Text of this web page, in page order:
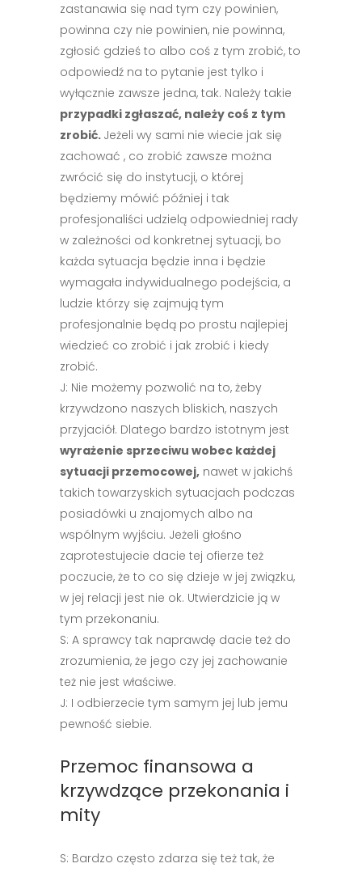
zastanawia się nad tym czy powinien,
powinna czy nie powinien, nie powinna,
zgłosić gdzieś to albo coś z tym zrobić, to
odpowiedź na to pytanie jest tylko i
wyłącznie zawsze jedna, tak. Należy takie
przypadki zgłaszać, należy coś z tym
zrobić. Jeżeli wy sami nie wiecie jak się
zachować , co zrobić zawsze można
zwrócić się do instytucji, o której
będziemy mówić później i tak
profesjonaliści udzielą odpowiedniej rady
w zależności od konkretnej sytuacji, bo
każda sytuacja będzie inna i będzie
wymagała indywidualnego podejścia, a
ludzie którzy się zajmują tym
profesjonalnie będą po prostu najlepiej
wiedzieć co zrobić i jak zrobić i kiedy
zrobić.
J: Nie możemy pozwolić na to, żeby
krzywdzono naszych bliskich, naszych
przyjaciół. Dlatego bardzo istotnym jest
wyrażenie sprzeciwu wobec każdej
sytuacji przemocowej, nawet w jakichś
takich towarzyskich sytuacjach podczas
posiadówki u znajomych albo na
wspólnym wyjściu. Jeżeli głośno
zaprotestujecie dacie tej ofierze też
poczucie, że to co się dzieje w jej związku,
w jej relacji jest nie ok. Utwierdzicie ją w
tym przekonaniu.
S: A sprawcy tak naprawdę dacie też do
zrozumienia, że jego czy jej zachowanie
też nie jest właściwe.
J: I odbierzecie tym samym jej lub jemu
pewność siebie.
Przemoc finansowa a
krzywdzące przekonania i
mity
S: Bardzo często zdarza się też tak, że